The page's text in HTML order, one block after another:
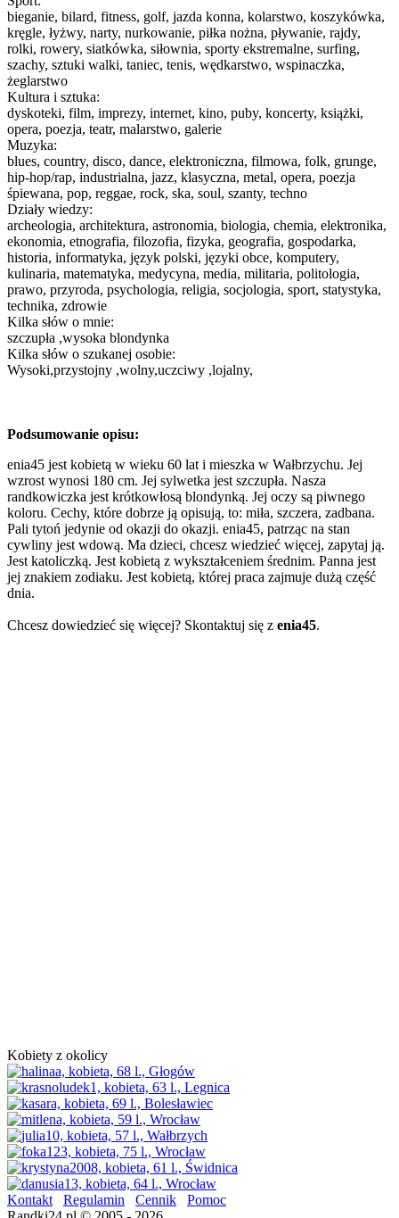
bieganie, bilard, fitness, golf, jazda konna, kolarstwo, koszykówka,
kręgle, łyżwy, narty, nurkowanie, piłka nożna, pływanie, rajdy,
rolki, rowery, siatkówka, siłownia, sporty ekstremalne, surfing,
szachy, sztuki walki, taniec, tenis, wędkarstwo, wspinaczka,
żeglarstwo
Kultura i sztuka:
dyskoteki, film, imprezy, internet, kino, puby, koncerty, książki,
opera, poezja, teatr, malarstwo, galerie
Muzyka:
blues, country, disco, dance, elektroniczna, filmowa, folk, grunge,
hip-hop/rap, industrialna, jazz, klasyczna, metal, opera, poezja
śpiewana, pop, reggae, rock, ska, soul, szanty, techno
Działy wiedzy:
archeologia, architektura, astronomia, biologia, chemia, elektronika,
ekonomia, etnografia, filozofia, fizyka, geografia, gospodarka,
historia, informatyka, język polski, języki obce, komputery,
kulinaria, matematyka, medycyna, media, militaria, politologia,
prawo, przyroda, psychologia, religia, socjologia, sport, statystyka,
technika, zdrowie
Kilka słów o mnie:
szczupła ,wysoka blondynka
Kilka słów o szukanej osobie:
Wysoki,przystojny ,wolny,uczciwy ,lojalny,
Podsumowanie opisu:
enia45 jest kobietą w wieku 60 lat i mieszka w Wałbrzychu. Jej
wzrost wynosi 180 cm. Jej sylwetka jest szczupła. Nasza
randkowiczka jest krótkowłosą blondynką. Jej oczy są piwnego
koloru. Cechy, które dobrze ją opisują, to: miła, szczera, zadbana.
Pali tytoń jedynie od okazji do okazji. enia45, patrząc na stan
cywliny jest wdową. Ma dzieci, chcesz wiedzieć więcej, zapytaj ją.
Jest katoliczką. Jest kobietą z wykształceniem średnim. Panna jest
jej znakiem zodiaku. Jest kobietą, której praca zajmuje dużą część
dnia.
Chcesz dowiedzieć się więcej? Skontaktuj się z enia45.
Kobiety z okolicy
Kontakt Regulamin Cennik
Pomoc